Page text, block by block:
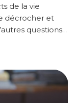
de la vie
décrocher et
questions…